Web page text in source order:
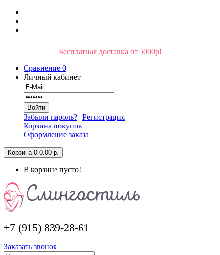
Бесплатная доставка от 5000р!
Сравнение 0
Личный кабинет
Забыли пароль? | Регистрация
Корзина покупок
Оформление заказа
Корзина 0 0.00 р.
В корзине пусто!
+7 (915) 839-28-61
Заказать звонок